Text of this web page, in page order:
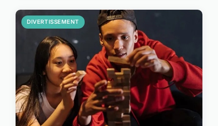
DIVERTISSEMENT